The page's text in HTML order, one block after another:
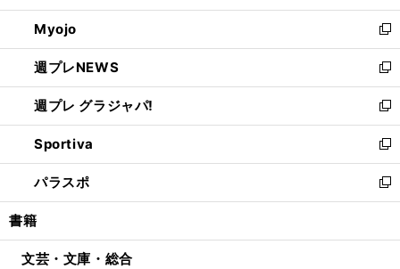
開
く
ウ
で
開
く
ン
ド
ウ
で
開
く
ウ
ィ
ン
ド
ウ
で
開
く
Myojo
新
し
い
ウ
ィ
ン
ド
ウ
で
開
週プレNEWS
新
し
い
ウ
ィ
ン
ド
ウ
開
週プレ グラジャパ!
新
し
い
ウ
ィ
ン
ウ
Sportiva
新
し
い
ウ
ン
パラスポ
新
し
ウ
書籍
文芸・文庫・総合